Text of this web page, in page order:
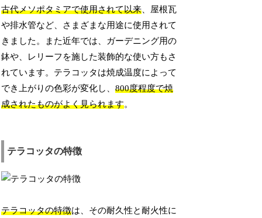
古代メソポタミアで使用されて以来、屋根瓦
や排水管など、さまざまな用途に使用されて
きました。また近年では、ガーデニング用の
鉢や、レリーフを施した装飾的な使い方もさ
れています。テラコッタは焼成温度によって
でき上がりの色彩が変化し、800度程度で焼
成されたものがよく見られます。
テラコッタの特徴
テラコッタの特徴は、その耐久性と耐火性に